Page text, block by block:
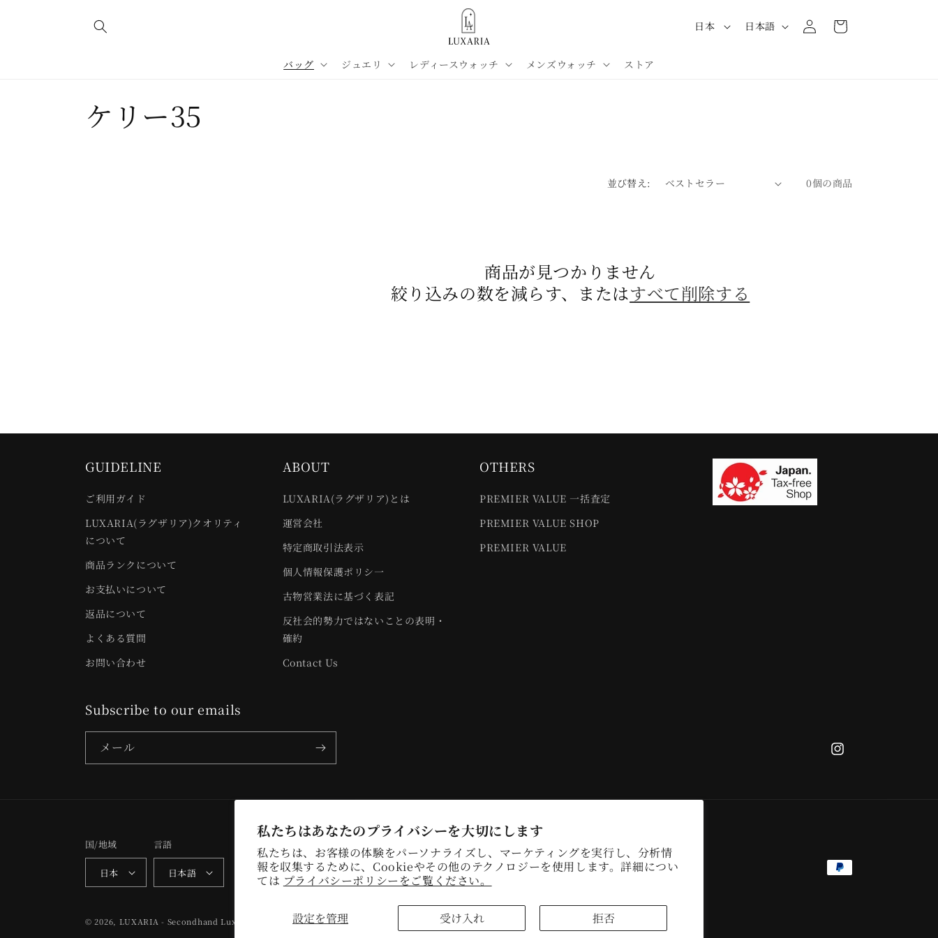
私たちはあなたのプライバシーを大切にします
私たちは、お客様の体験をパーソナライズし、マーケティングを実行し、分析情
報を収集するために、Cookieやその他のテクノロジーを使用します。詳細につい
ては プライバシーポリシーをご覧ください。
設定を管理 受け入れ 拒否
バッグ ジュエリ レディースウォッチ メンズウォッチ ストア
国
日本
言
日本語
グ
イ
ー
コ
ケリー35
並び替え: 0個の商品
商品が見つかりません
絞り込みの数を減らす、またはすべて削除する
GUIDELINE
ご利用ガイド
LUXARIA(ラグザリア)クオリティ
について
商品ランクについて
お支払いについて
返品について
よくある質問
お問い合わせ
ABOUT
LUXARIA(ラグザリア)とは
運営会社
特定商取引法表示
個人情報保護ポリシ一
古物営業法に基づく表記
反社会的勢力ではないことの表明・
確約
Contact Us
OTHERS
PREMIER VALUE 一括査定
PREMIER VALUE SHOP
PREMIER VALUE
Subscribe to our emails
メール
Instagram
国/地域
日本
言語
日本語
決
© 2026, LUXARIA - Secondhand Luxury Powered by Shopify 返金ポリシー Cookie設定